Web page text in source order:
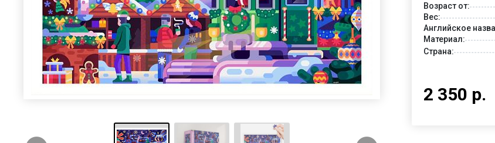
Возраст от:
Вес:
Английское
Материал:
Страна:
2 350 р.